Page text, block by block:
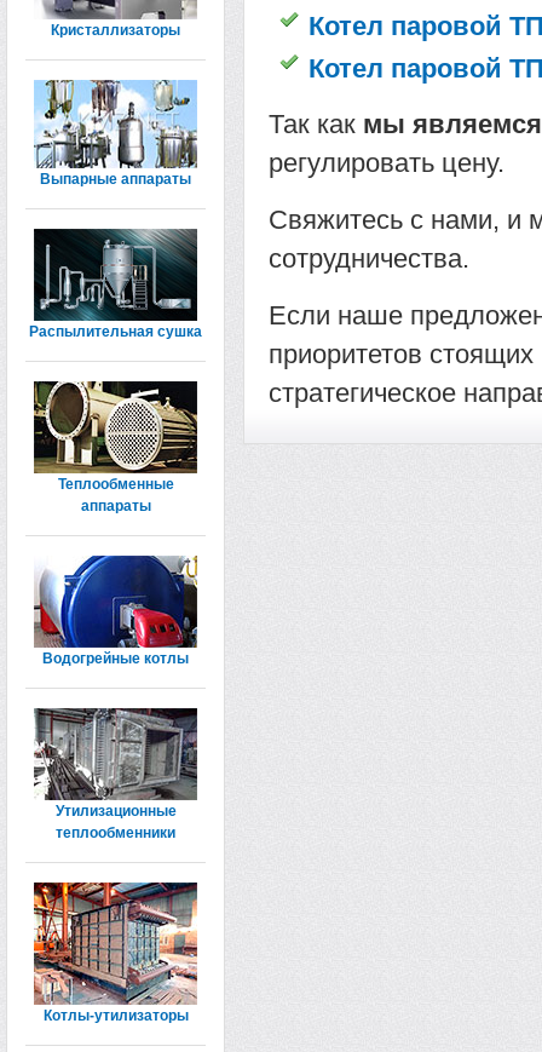
Котел паровой
Котел паровой
Так как мы
регулировать цену.
Свяжитесь с нами, и
сотрудничества.
Если наше
приоритетов
стратегическое
Кристаллизаторы
Выпарные аппараты
Распылительная сушка
Теплообменные
аппараты
Водогрейные котлы
Утилизационные
теплообменники
Котлы-утилизаторы